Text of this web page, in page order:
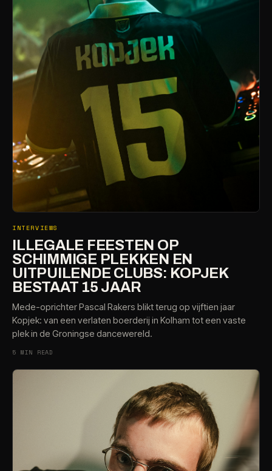
INTERVIEWS
ILLEGALE FEESTEN OP
SCHIMMIGE PLEKKEN EN
UITPUILENDE CLUBS: KOPJEK
BESTAAT 15 JAAR
Mede-oprichter Pascal Rakers blikt terug op vijftien jaar
Kopjek: van een verlaten boerderij in Kolham tot een vaste
plek in de Groningse dancewereld.
5 MIN READ